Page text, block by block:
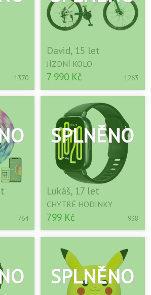
1370
David, 15 let
JÍZDNÍ KOLO
7 990 Kč 1263
764
Lukáš, 17 let
CHYTRÉ HODINKY
799 Kč 938